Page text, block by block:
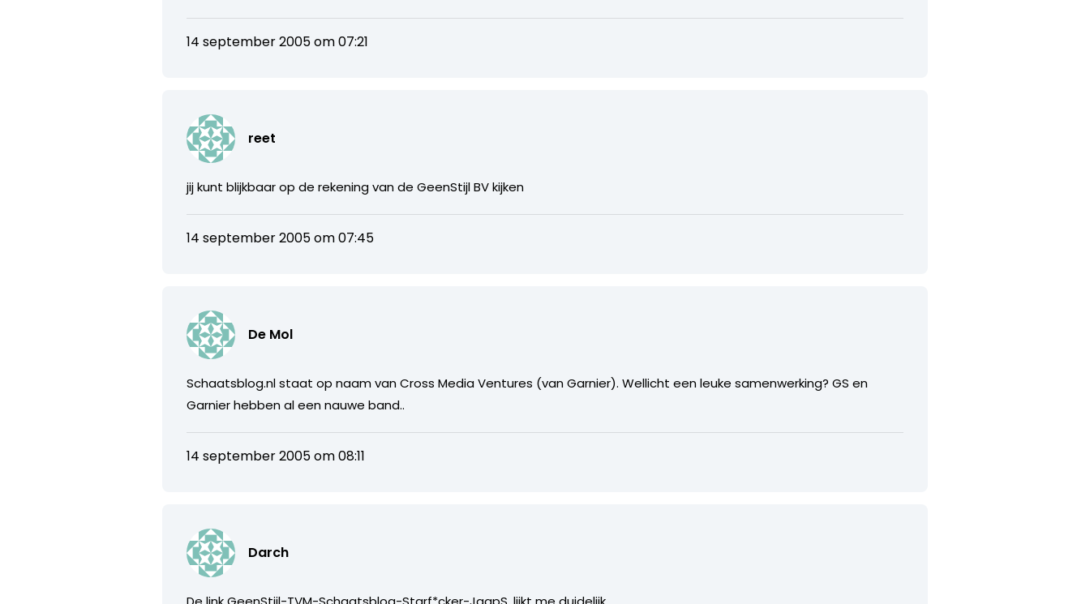
14 september 2005 om 07:21
reet
jij kunt blijkbaar op de rekening van de GeenStijl BV kijken
14 september 2005 om 07:45
De Mol
Schaatsblog.nl staat op naam van Cross Media Ventures (van Garnier). Wellicht een leuke samenwerking? GS en
Garnier hebben al een nauwe band..
14 september 2005 om 08:11
Darch